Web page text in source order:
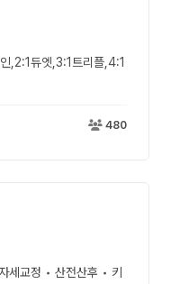
,2:1듀엣,3:1트리플,4:1
480